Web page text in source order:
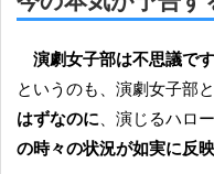
演劇女子部は不思議です
というのも、演劇女子部
はずなのに 、演じるハロ
の時々の状況が如実に反